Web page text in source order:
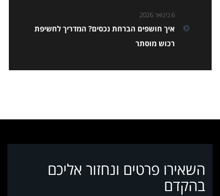
6 בינואר 2026
איך חושפים הברחת נכסים? המדריך לחשיפת
רכוש מוסתר
השאירו פרטים ונחזור אליכם
בהקדם